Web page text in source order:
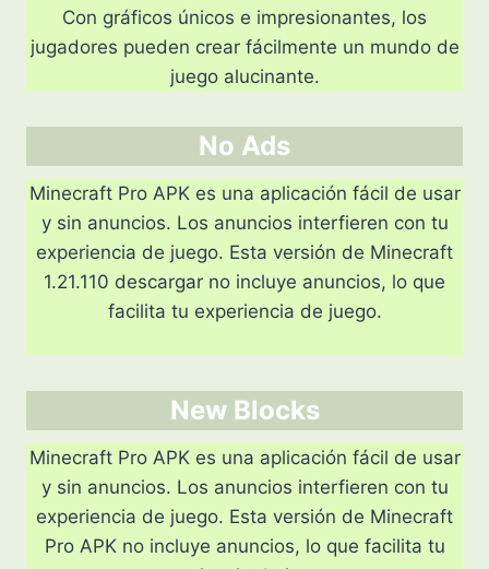
Con gráficos únicos e impresionantes, los
jugadores pueden crear fácilmente un mundo de
juego alucinante.
No Ads
Minecraft Pro APK es una aplicación fácil de usar
y sin anuncios. Los anuncios interfieren con tu
experiencia de juego. Esta versión de Minecraft
1.21.110 descargar no incluye anuncios, lo que
facilita tu experiencia de juego.
New Blocks
Minecraft Pro APK es una aplicación fácil de usar
y sin anuncios. Los anuncios interfieren con tu
experiencia de juego. Esta versión de Minecraft
Pro APK no incluye anuncios, lo que facilita tu